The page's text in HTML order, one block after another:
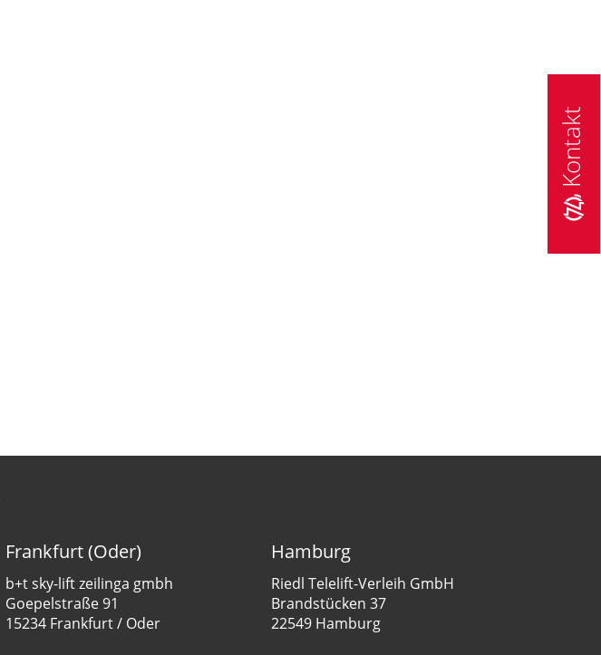
Frankfurt (Oder)
b+t sky-lift zeilinga gmbh
Goepelstraße 91
15234 Frankfurt / Oder
Hamburg
Riedl Telelift-Verleih GmbH
Brandstücken 37
22549 Hamburg
Kontakt